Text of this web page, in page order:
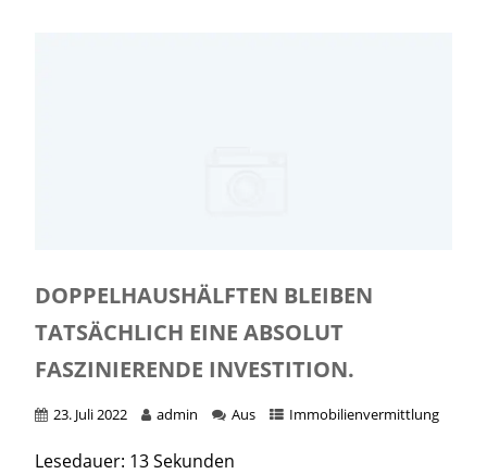
DOPPELHAUSHÄLFTEN BLEIBEN
TATSÄCHLICH EINE ABSOLUT
FASZINIERENDE INVESTITION.
23. Juli 2022 admin Aus Immobilienvermittlung
Lesedauer: 13 Sekunden